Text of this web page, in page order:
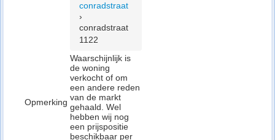
conradstraat
›
conradstraat
1122
Opmerking
Waarschijnlijk is
de woning
verkocht of om
een andere reden
van de markt
gehaald. Wel
hebben wij nog
een prijspositie
beschikbaar per